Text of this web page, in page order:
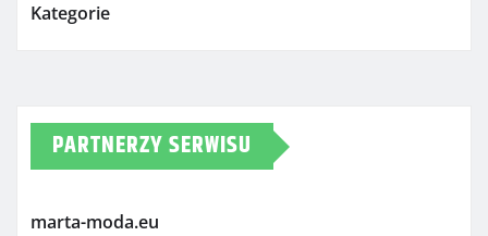
Kategorie
PARTNERZY SERWISU
marta-moda.eu